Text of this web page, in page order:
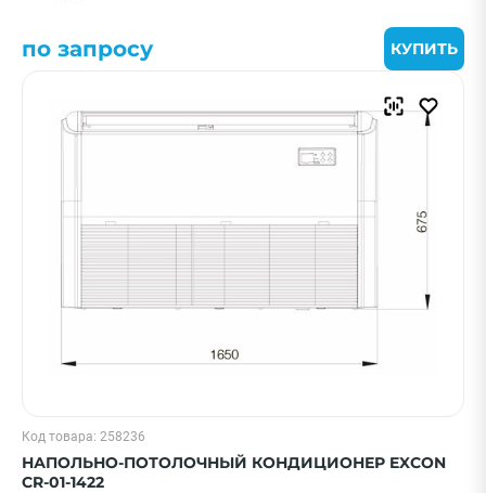
Показать еще
Hisense
Daichi
Shuft
Показать еще
380
ПРИМЕНИТЬ
по запросу КУПИТЬ
Код товара: 258236
НАПОЛЬНО-ПОТОЛОЧНЫЙ КОНДИЦИОНЕР EXCON
CR-01-1422